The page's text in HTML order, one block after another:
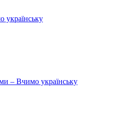
українську
– Вчимо українську